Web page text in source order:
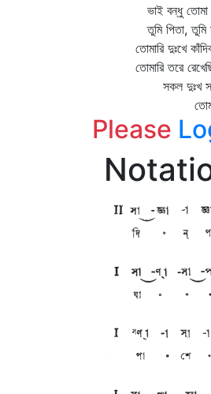
ভাই বন্ধু তোমা
তুমি পিতা, তুমি
তোমারি দুঃখে কাঁদিব
তোমারি তরে রেখেছি
সকল দুঃখ
তোমারি মুখ
Please